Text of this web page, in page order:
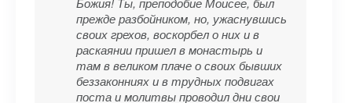
прежде разбойником, но, ужаснувшись
своих грехов, воскорбел о них и в
раскаянии пришел в монастырь и
там в великом плаче о своих бывших
беззаконниях и в трудных подвигах
поста и молитвы проводил дни свои